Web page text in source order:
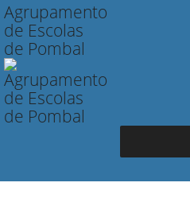
Agrupamento
de Escolas
de Pombal